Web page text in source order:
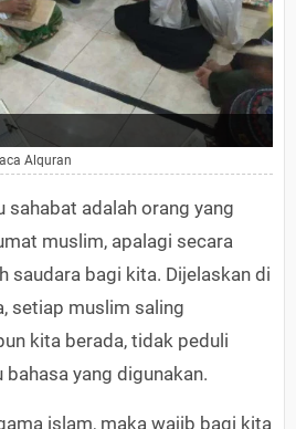
Alquran
sahabat adalah orang yang
muslim, apalagi secara
saudara bagi kita. Dijelaskan di
setiap muslim saling
kita berada, tidak peduli
yang digunakan.
islam, maka wajib bagi kita